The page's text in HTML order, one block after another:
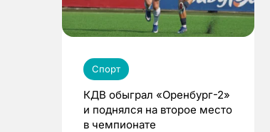
Спорт
КДВ обыграл «Оренбург-2»
и поднялся на второе место
в чемпионате